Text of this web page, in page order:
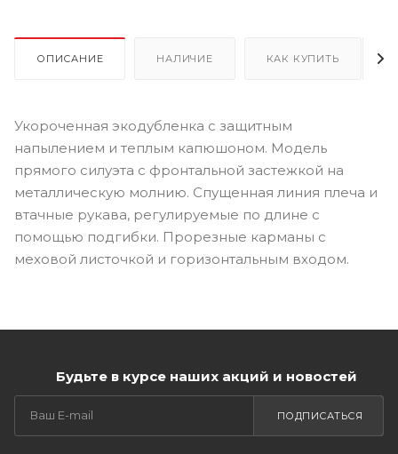
ОПИСАНИЕ НАЛИЧИЕ КАК КУПИТЬ
Укороченная экодубленка с защитным
напылением и теплым капюшоном. Модель
прямого силуэта с фронтальной застежкой на
металлическую молнию. Спущенная линия плеча и
втачные рукава, регулируемые по длине с
помощью подгибки. Прорезные карманы с
меховой листочкой и горизонтальным входом.
Будьте в курсе наших акций и новостей
ПОДПИСАТЬСЯ